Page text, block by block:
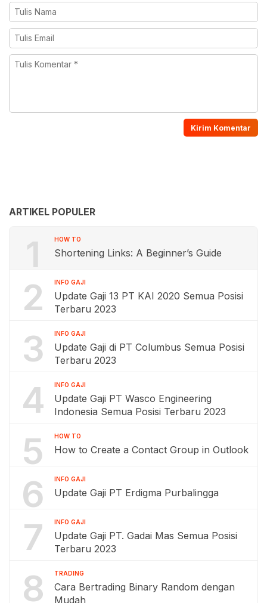
ARTIKEL POPULER
1 HOW TO
Shortening Links: A Beginner’s Guide
2 INFO GAJI
Update Gaji 13 PT KAI 2020 Semua Posisi
Terbaru 2023
3 INFO GAJI
Update Gaji di PT Columbus Semua Posisi
Terbaru 2023
4 INFO GAJI
Update Gaji PT Wasco Engineering
Indonesia Semua Posisi Terbaru 2023
5 HOW TO
How to Create a Contact Group in Outlook
6 INFO GAJI
Update Gaji PT Erdigma Purbalingga
7 INFO GAJI
Update Gaji PT. Gadai Mas Semua Posisi
Terbaru 2023
8 TRADING
Cara Bertrading Binary Random dengan
Mudah